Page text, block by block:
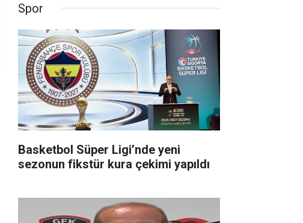
Spor
Basketbol Süper Ligi’nde yeni
sezonun fikstür kura çekimi yapıldı